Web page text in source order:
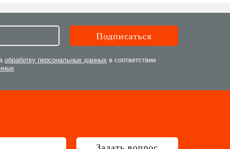
обработку персональных данных в соответствии